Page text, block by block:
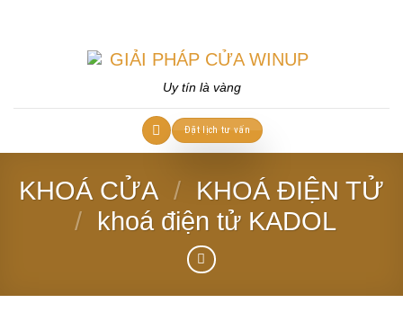
Uy tín là vàng
Đặt lịch tư vấn
KHOÁ CỬA / KHOÁ ĐIỆN TỬ
/ khoá điện tử KADOL